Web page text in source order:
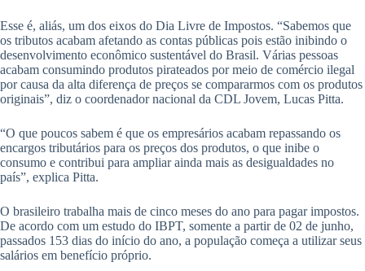
Esse é, aliás, um dos eixos do Dia Livre de Impostos. “Sabemos que
os tributos acabam afetando as contas públicas pois estão inibindo o
desenvolvimento econômico sustentável do Brasil. Várias pessoas
acabam consumindo produtos pirateados por meio de comércio ilegal
por causa da alta diferença de preços se compararmos com os produtos
originais”, diz o coordenador nacional da CDL Jovem, Lucas Pitta.
“O que poucos sabem é que os empresários acabam repassando os
encargos tributários para os preços dos produtos, o que inibe o
consumo e contribui para ampliar ainda mais as desigualdades no
país”, explica Pitta.
O brasileiro trabalha mais de cinco meses do ano para pagar impostos.
De acordo com um estudo do IBPT, somente a partir de 02 de junho,
passados 153 dias do início do ano, a população começa a utilizar seus
salários em benefício próprio.